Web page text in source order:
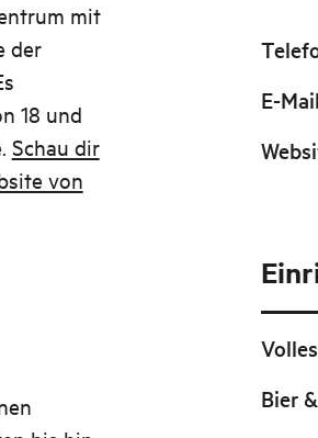
mit
der
18 und
Schau dir
von
E-Mail
Bier